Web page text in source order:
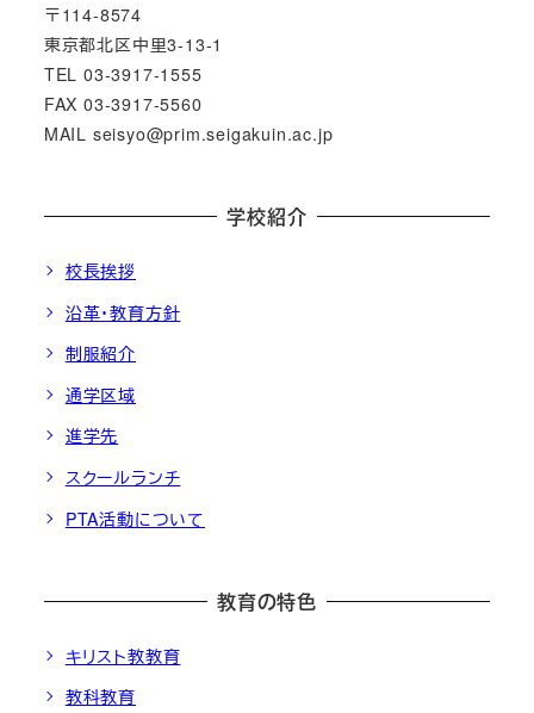
〒114-8574
東京都北区中里3-13-1
TEL 03-3917-1555
FAX 03-3917-5560
MAIL seisyo@prim.seigakuin.ac.jp
学校紹介
校長挨拶
沿革・教育方針
制服紹介
通学区域
進学先
スクールランチ
PTA活動について
教育の特色
キリスト教教育
教科教育